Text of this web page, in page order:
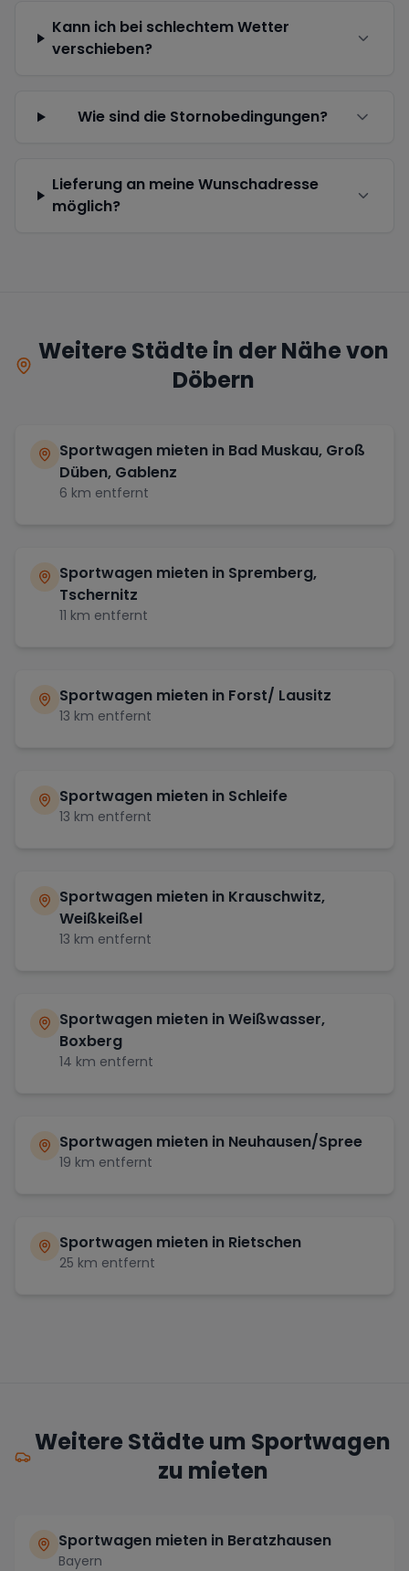
Kann ich bei schlechtem Wetter
verschieben?
Wie sind die Stornobedingungen?
Lieferung an meine Wunschadresse
möglich?
Weitere Städte in der Nähe von
Döbern
Sportwagen mieten in Bad Muskau, Groß
Düben, Gablenz
6 km entfernt
Sportwagen mieten in Spremberg,
Tschernitz
11 km entfernt
Sportwagen mieten in Forst/ Lausitz
13 km entfernt
Sportwagen mieten in Schleife
13 km entfernt
Sportwagen mieten in Krauschwitz,
Weißkeißel
13 km entfernt
Sportwagen mieten inWeißwasser,
Boxberg
14 km entfernt
Sportwagen mieten in Neuhausen/Spree
19 km entfernt
Sportwagen mieten in Rietschen
25 km entfernt
Weitere Städte um Sportwagen
zu mieten
Sportwagen mieten in Beratzhausen
Bayern